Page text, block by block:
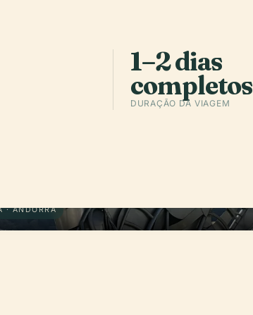
· ANDORRA
1–2 dias
completos
DURAÇÃO DA VIAGEM